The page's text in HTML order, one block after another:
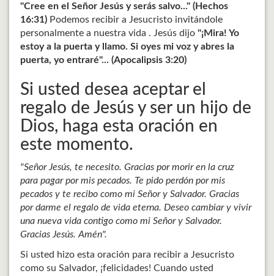
"Cree en el Señor Jesús y serás salvo..." (Hechos
16:31) Podemos recibir a Jesucristo invitándole
personalmente a nuestra vida . Jesús dijo"¡Mira! Yo
estoy a la puerta y llamo. Si oyes mi voz y abres la
puerta, yo entraré"... (Apocalipsis 3:20)
Si usted desea aceptar el
regalo de Jesús y ser un hijo de
Dios, haga esta oración en
este momento.
"Señor Jesús, te necesito. Gracias por morir en la cruz
para pagar por mis pecados. Te pido perdón por mis
pecados y te recibo como mi Señor y Salvador. Gracias
por darme el regalo de vida eterna. Deseo cambiar y vivir
una nueva vida contigo como mi Señor y Salvador.
Gracias Jesús. Amén".
Si usted hizo esta oración para recibir a Jesucristo
como su Salvador, ¡felicidades! Cuando usted